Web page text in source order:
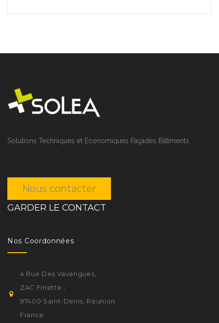
Solutions Techniques et Economiques Façades Bâtiments
Nous contacter
GARDER LE CONTACT
Nos Coordonnées
4 Rue Des Vavangues,
ZAC Finette ,
97400 Saint-Denis, Réunion
France